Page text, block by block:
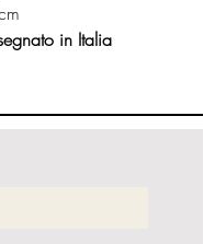
in Italia